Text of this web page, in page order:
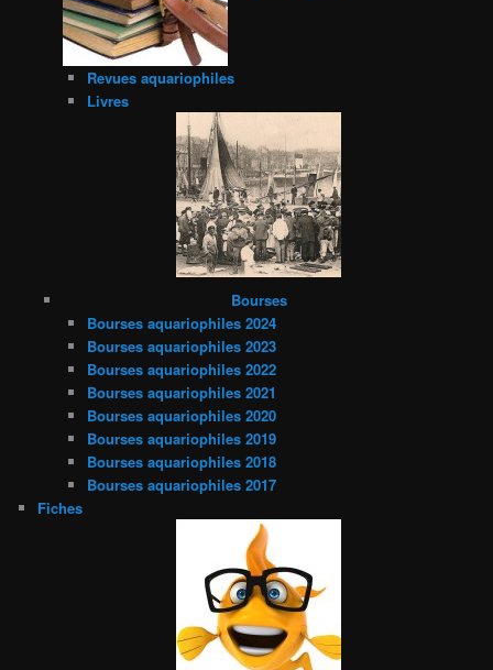
Revues aquariophiles
Livres
Bourses
Bourses aquariophiles 2024
Bourses aquariophiles 2023
Bourses aquariophiles 2022
Bourses aquariophiles 2021
Bourses aquariophiles 2020
Bourses aquariophiles 2019
Bourses aquariophiles 2018
Bourses aquariophiles 2017
Fiches